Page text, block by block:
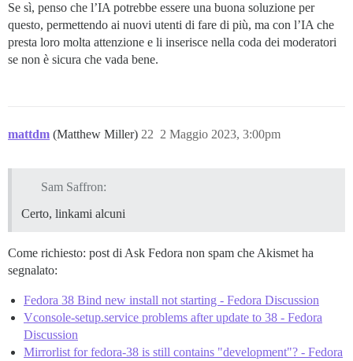
Se sì, penso che l’IA potrebbe essere una buona soluzione per
questo, permettendo ai nuovi utenti di fare di più, ma con l’IA che
presta loro molta attenzione e li inserisce nella coda dei moderatori
se non è sicura che vada bene.
mattdm (Matthew Miller) 2 Maggio 2023, 3:00pm
22
Sam Saffron:
Certo, linkami alcuni
Come richiesto: post di Ask Fedora non spam che Akismet ha
segnalato:
Fedora 38 Bind new install not starting - Fedora Discussion
Vconsole-setup.service problems after update to 38 - Fedora
Discussion
Mirrorlist for fedora-38 is still contains "development"? - Fedora